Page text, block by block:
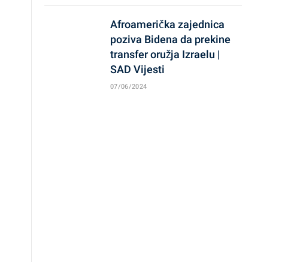
Afroamerička zajednica
poziva Bidena da prekine
transfer oružja Izraelu |
SAD Vijesti
07/06/2024